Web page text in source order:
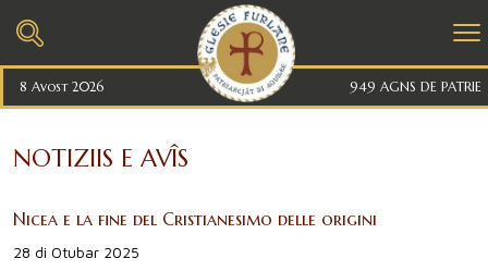
8 Avost 2026 949 AGNS DE PATRIE
NOTIZIIS E AVÎS
Nicea e la fine del Cristianesimo delle origini
28 di Otubar 2025